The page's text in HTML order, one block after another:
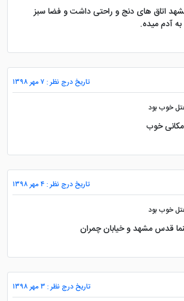
اتاق های دنج و راحتی داشت و فضا سبز
آدم میده.
تاریخ درج نظر : ۷ مهر ۱۳۹۸
خوب بود
خوب
تاریخ درج نظر : ۴ مهر ۱۳۹۸
خوب بود
قدس مشهد و خیابان چمران
تاریخ درج نظر : ۳ مهر ۱۳۹۸